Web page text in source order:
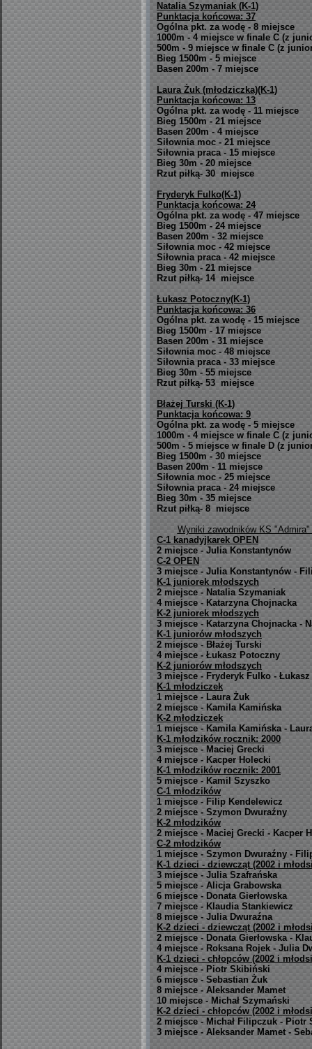
Natalia Szymaniak (K-1)
Punktacja końcowa: 37
Ogólna pkt. za wodę - 8 miejsce
1000m - 4 miejsce w finale C (z
500m - 9 miejsce w finale C (z
Bieg 1500m - 5 miejsce
Basen 200m - 7 miejsce
Laura Żuk (młodziczka)(K-1)
Punktacja końcowa: 13
Ogólna pkt. za wodę - 11 miejsce
Bieg 1500m - 21 miejsce
Basen 200m - 4 miejsce
Siłownia moc - 21 miejsce
Siłownia praca - 15 miejsce
Bieg 30m - 20 miejsce
Rzut piłką- 30 miejsce
Fryderyk Fulko(K-1)
Punktacja końcowa: 24
Ogólna pkt. za wodę - 47 miejsce
Bieg 1500m - 24 miejsce
Basen 200m - 32 miejsce
Siłownia moc - 42 miejsce
Siłownia praca - 42 miejsce
Bieg 30m - 21 miejsce
Rzut piłką- 14 miejsce
Łukasz Potoczny(K-1)
Punktacja końcowa: 36
Ogólna pkt. za wodę - 15 miejsce
Bieg 1500m - 17 miejsce
Basen 200m - 31 miejsce
Siłownia moc - 48 miejsce
Siłownia praca - 33 miejsce
Bieg 30m - 55 miejsce
Rzut piłką- 53 miejsce
Błażej Turski (K-1)
Punktacja końcowa: 9
Ogólna pkt. za wodę - 5 miejsce
1000m - 4 miejsce w finale C (z
500m - 5 miejsce w finale D (z
Bieg 1500m - 30 miejsce
Basen 200m - 11 miejsce
Siłownia moc - 25 miejsce
Siłownia praca - 24 miejsce
Bieg 30m - 35 miejsce
Rzut piłką- 8 miejsce
Wyniki zawodników KS
C-1 kanadyjkarek OPEN
2 miejsce - Julia Konstantynów
C-2 OPEN
3 miejsce - Julia Konstantynów -
K-1 juniorek młodszych
2 miejsce - Natalia Szymaniak
4 miejsce - Katarzyna Chojnacka
K-2 juniorek młodszych
3 miejsce - Katarzyna Chojnacka -
K-1 juniorów młodszych
2 miejsce - Błażej Turski
4 miejsce - Łukasz Potoczny
K-2 juniorów młodszych
3 miejsce - Fryderyk Fulko -
K-1 młodziczek
1 miejsce - Laura Żuk
2 miejsce - Kamila Kamińska
K-2 młodziczek
1 miejsce - Kamila Kamińska -
K-1 młodzików rocznik: 2000
3 miejsce - Maciej Grecki
4 miejsce - Kacper Holecki
K-1 młodzików rocznik: 2001
5 miejsce - Kamil Szyszko
C-1 młodzików
1 miejsce - Filip Kendelewicz
2 miejsce - Szymon Dwuraźny
K-2 młodzików
2 miejsce - Maciej Grecki - Kacper
C-2 młodzików
1 miejsce - Szymon Dwuraźny -
K-1 dzieci - dziewcząt (2002 i
3 miejsce - Julia Szafrańska
5 miejsce - Alicja Grabowska
6 miejsce - Donata Gierłowska
7 miejsce - Klaudia Stankiewicz
8 miejsce - Julia Dwuraźna
K-2 dzieci - dziewcząt (2002 i
2 miejsce - Donata Gierłowska -
4 miejsce - Roksana Rojek - Julia
K-1 dzieci - chłopców (2002 i
4 miejsce - Piotr Skibiński
6 miejsce - Sebastian Żuk
8 miejsce - Aleksander Mamet
10 miejsce - Michał Szymański
K-2 dzieci - chłopców (2002 i
2 miejsce - Michał Filipczuk - Piotr
3 miejsce - Aleksander Mamet -